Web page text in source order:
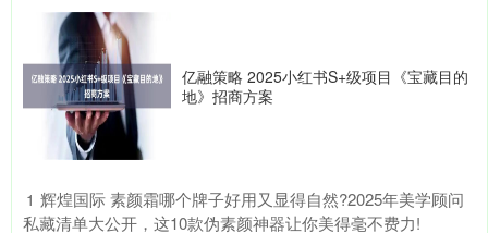
亿融策略 2025小红书S+级项目《宝藏目的
地》招商方案
1 ​辉煌国际 素颜霜哪个牌子好用又显得自然?2025年美学顾问
私藏清单大公开，这10款伪素颜神器让你美得毫不费力!